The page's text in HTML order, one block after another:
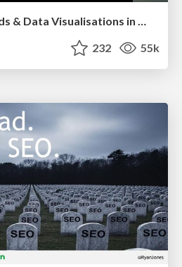
Designing Dashboards & Data Visualisations in Web Apps
232 55k